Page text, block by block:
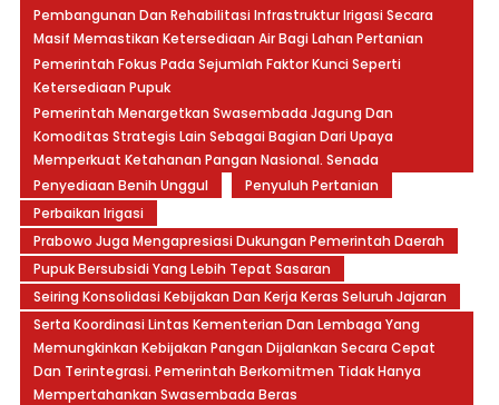
Pembangunan Dan Rehabilitasi Infrastruktur Irigasi Secara
Masif Memastikan Ketersediaan Air Bagi Lahan Pertanian
Pemerintah Fokus Pada Sejumlah Faktor Kunci Seperti
Ketersediaan Pupuk
Pemerintah Menargetkan Swasembada Jagung Dan
Komoditas Strategis Lain Sebagai Bagian Dari Upaya
Memperkuat Ketahanan Pangan Nasional. Senada
Penyediaan Benih Unggul
Penyuluh Pertanian
Perbaikan Irigasi
Prabowo Juga Mengapresiasi Dukungan Pemerintah Daerah
Pupuk Bersubsidi Yang Lebih Tepat Sasaran
Seiring Konsolidasi Kebijakan Dan Kerja Keras Seluruh Jajaran
Serta Koordinasi Lintas Kementerian Dan Lembaga Yang
Memungkinkan Kebijakan Pangan Dijalankan Secara Cepat
Dan Terintegrasi. Pemerintah Berkomitmen Tidak Hanya
Mempertahankan Swasembada Beras